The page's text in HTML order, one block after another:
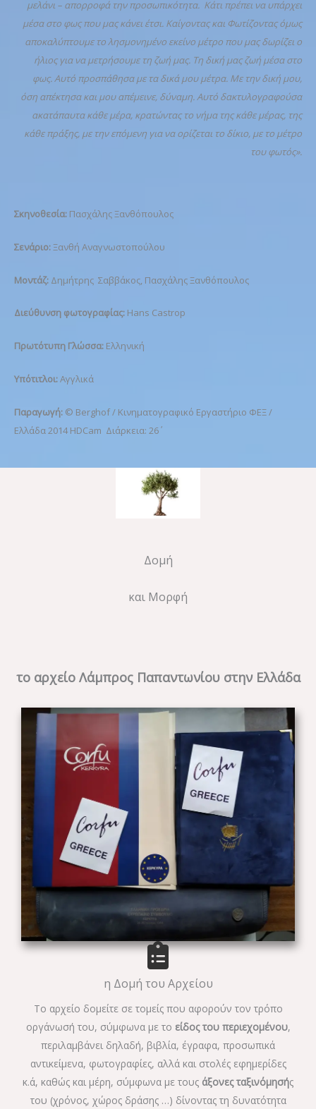
μελάνι – απορροφά την προσωπικότητα. Κάτι πρέπει να υπάρχει
μέσα στο φως που μας κάνει έτσι. Καίγοντας και Φωτίζοντας όμως
αποκαλύπτουμε το λησμονημένο εκείνο μέτρο που μας δωρίζει ο
ήλιος για να μετρήσουμε τη ζωή μας. Τη δική μας ζωή μέσα στο
φως. Αυτό προσπάθησα με τα δικά μου μέτρα. Με την δική μου,
όση απέκτησα και μου απέμεινε, δύναμη. Αυτό δακτυλογραφούσα
ακατάπαυτα κάθε μέρα, κρατώντας το νήμα της κάθε μέρας, της
κάθε πράξης, με την επόμενη για να ορίζεται το δίκιο, με το μέτρο
του φωτός».
Σκηνοθεσία: Πασχάλης Ξανθόπουλος
Σενάριο:Ξανθή Αναγνωστοπούλου
Μοντάζ: Δημήτρης Σαββάκος, Πασχάλης Ξανθόπουλος
Διεύθυνση φωτογραφίας: Hans Castrop
Πρωτότυπη Γλώσσα: Ελληνική
Υπότιτλοι:Αγγλικά
Παραγωγή: © Berghof / Κινηματογραφικό Εργαστήριο ΦΕΞ /
Ελλάδα 2014 HDCam Διάρκεια: 26΄
Δομή
και Μορφή
το αρχείο Λάμπρος Παπαντωνίου στην Ελλάδα
η Δομή του Αρχείου
Το αρχείο δομείτε σε τομείς που αφορούν τον τρόπο
οργάνωσή του, σύμφωνα με το είδος του περιεχομένου,
περιλαμβάνει δηλαδή, βιβλία, έγραφα, προσωπικά
αντικείμενα, φωτογραφίες, αλλά και στολές εφημερίδες
κ.ά, καθώς και μέρη, σύμφωνα με τους άξονες ταξινόμησής
του (χρόνος, χώρος δράσης …) δίνοντας τη δυνατότητα